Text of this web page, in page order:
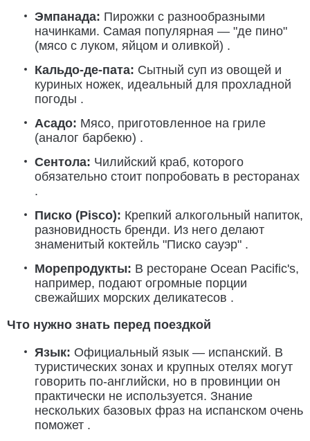
Эмпанада: Пирожки с разнообразными
начинками. Самая популярная — "де пино"
(мясо с луком, яйцом и оливкой) .
Кальдо-де-пата: Сытный суп из овощей и
куриных ножек, идеальный для прохладной
погоды .
Асадо: Мясо, приготовленное на гриле
(аналог барбекю) .
Сентола: Чилийский краб, которого
обязательно стоит попробовать в ресторанах
.
Писко (Pisco): Крепкий алкогольный напиток,
разновидность бренди. Из него делают
знаменитый коктейль "Писко сауэр" .
Морепродукты: В ресторане Ocean Pacific's,
например, подают огромные порции
свежайших морских деликатесов .
Что нужно знать перед поездкой
Язык: Официальный язык — испанский. В
туристических зонах и крупных отелях могут
говорить по-английски, но в провинции он
практически не используется. Знание
нескольких базовых фраз на испанском очень
поможет .